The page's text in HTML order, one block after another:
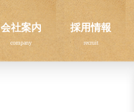
会社案内 採用情報